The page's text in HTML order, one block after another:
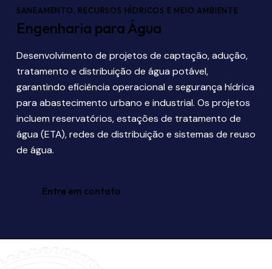
SANEAMENTO, RECURSOS HÍDRICOS E MEIO AMBIENTE
Engenharia para Água
Desenvolvimento de projetos de captação, adução,
tratamento e distribuição de água potável,
garantindo eficiência operacional e segurança hídrica
para abastecimento urbano e industrial. Os projetos
incluem reservatórios, estações de tratamento de
água (ETA), redes de distribuição e sistemas de reuso
de água.
Entre em contato